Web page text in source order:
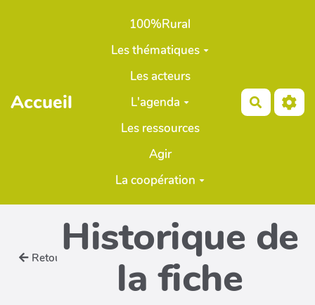
Aller au contenu principal
Accueil
100%Rural
Les thématiques
Les acteurs
L'agenda
Les ressources
Agir
La coopération
Retour Historique de
la fiche